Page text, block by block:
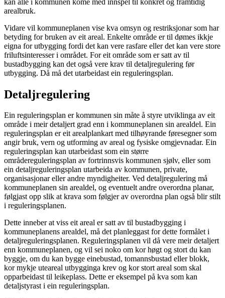
arealbruk.
Vidare vil kommuneplanen vise kva omsyn og restriksjonar som har
betyding for bruken av eit areal. Enkelte område er til dømes ikkje
eigna for utbygging fordi det kan vere rasfare eller det kan vere store
friluftsinteresser i området. For eit område som er satt av til
bustadbygging kan det også vere krav til detaljregulering før
utbygging. Då må det utarbeidast ein reguleringsplan.
Detaljregulering
Ein reguleringsplan er kommunen sin måte å styre utviklinga av eit
område i meir detaljert grad enn i kommuneplanen sin arealdel. Ein
reguleringsplan er eit arealplankart med tilhøyrande føresegner som
angir bruk, vern og utforming av areal og fysiske omgjevnadar. Ein
reguleringsplan kan utarbeidast som ein større
områdereguleringsplan av fortrinnsvis kommunen sjølv, eller som
ein detaljreguleringsplan utarbeida av kommunen, private,
organisasjonar eller andre myndigheiter. Ved detaljregulering må
kommuneplanen sin arealdel, og eventuelt andre overordna planar,
følgjast opp slik at krava som følgjer av overordna plan også blir stilt
i reguleringsplanen.
Dette inneber at viss eit areal er satt av til bustadbygging i
kommuneplanens arealdel, må det planleggast for dette formålet i
detaljreguleringsplanen. Reguleringsplanen vil då vere meir detaljert
enn kommuneplanen, og vil sei noko om kor høgt og stort du kan
byggje, om du kan bygge einebustad, tomannsbustad eller blokk,
kor mykje uteareal utbygginga krev og kor stort areal som skal
opparbeidast til leikeplass. Dette er eksempel på kva som kan
detaljstyrast i ein reguleringsplan.